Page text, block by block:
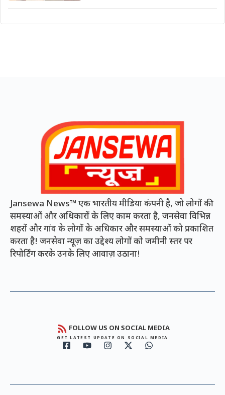
Jansewa News™ एक भारतीय मीडिया कंपनी है, जो लोगों की
समस्याओं और अधिकारों के लिए काम करता है, जनसेवा विभिन्न
शहरों और गांव के लोगों के अधिकार और समस्याओं को प्रकाशित
करता है! जनसेवा न्यूज़ का उद्देश्य लोगों को जमीनी स्तर पर
रिपोर्टिंग करके उनके लिए आवाज़ उठाना!
FOLLOW US ON SOCIAL MEDIA
GET LATEST UPDATE ON SOCIAL MEDIA